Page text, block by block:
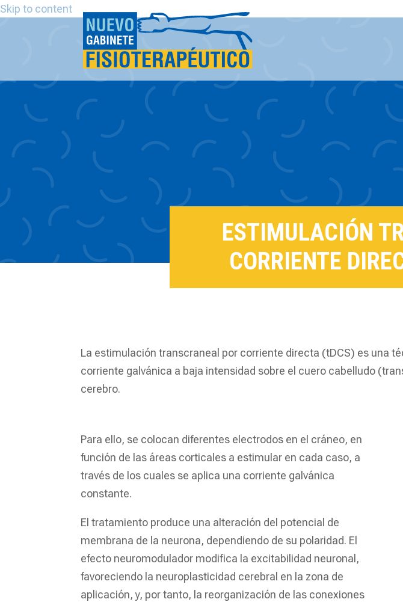
Skip to content
ESTIMULACIÓN
CORRIENTE
La estimulación transcraneal por corriente directa (tDCS) es una
corriente galvánica a baja intensidad sobre el cuero cabelludo
cerebro.
Para ello, se colocan diferentes electrodos en el cráneo, en
función de las áreas corticales a estimular en cada caso, a
través de los cuales se aplica una corriente galvánica
constante.
El tratamiento produce una alteración del potencial de
membrana de la neurona, dependiendo de su polaridad. El
efecto neuromodulador modifica la excitabilidad neuronal,
favoreciendo la neuroplasticidad cerebral en la zona de
aplicación, y, por tanto, la reorganización de las conexiones